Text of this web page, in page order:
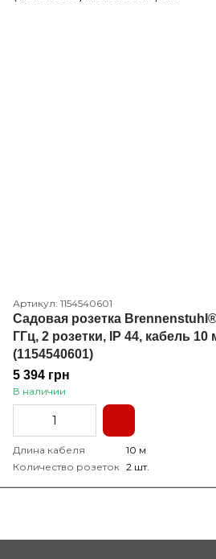
Артикул: 1154540601
Садовая розетка
ГГц, 2 розетки, IP 44, кабель
(1154540601)
5 394 грн
В наличии
Длина кабеля
10 м
Количество розеток 2 шт.